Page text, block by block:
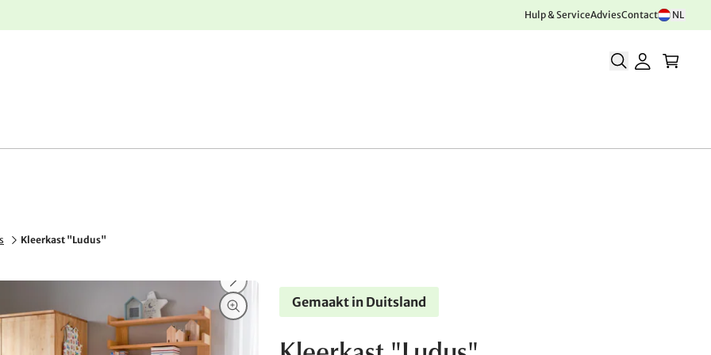
Hulp & ServiceAdviesContact NL
Kleerkast "Ludus"
Gemaakt in Duitsland